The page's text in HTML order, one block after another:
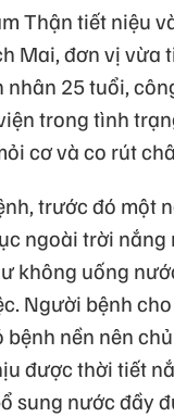
Thận tiết niệu
Mai, đơn vị vừa
nhân 25 tuổi,
trong tình
cơ và co rút
trước đó một
ngoài trời nắng
không uống
Người bệnh
nền nên
được thời tiết
sung nước đầy